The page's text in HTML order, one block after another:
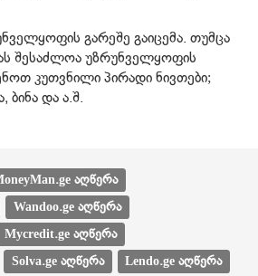
გარეშე გაიცემა. თუმცა
შესაძლოა უზრუნველყოფის
კუთვნილი პირადი ნივთები;
ბინა და ა.შ.
აღწერა
Wandoo.ge აღწერა
Mycredit.ge აღწერა
Solva.ge აღწერა Lendo.ge აღწერა